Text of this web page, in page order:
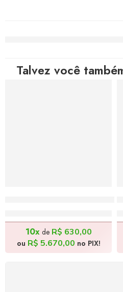
Talvez você
10xde R$ 630,00
ou R$ 5.670,00 no PIX!